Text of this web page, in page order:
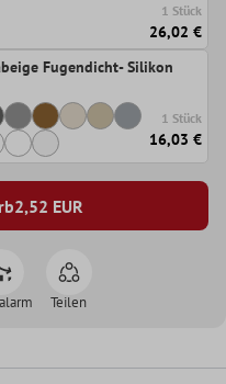
1 Stück
26,02 €
Fugendicht- Silikon
1 Stück
16,03 €
2,52 EUR
Teilen